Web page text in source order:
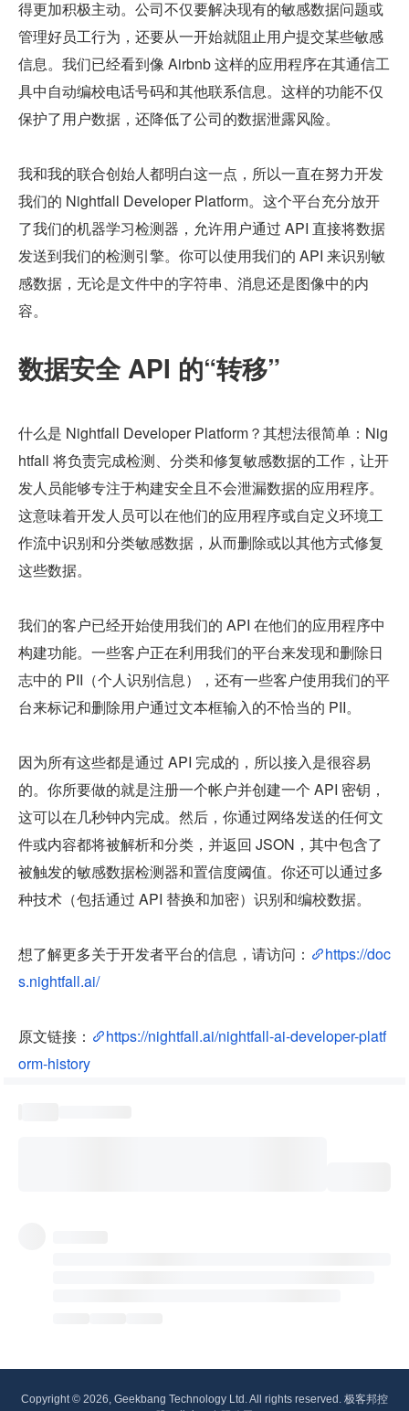
得更加积极主动。公司不仅要解决现有的敏感数据问题或
管理好员工行为，还要从一开始就阻止用户提交某些敏感
信息。我们已经看到像 Airbnb 这样的应用程序在其通信工
具中自动编校电话号码和其他联系信息。这样的功能不仅
保护了用户数据，还降低了公司的数据泄露风险。
我和我的联合创始人都明白这一点，所以一直在努力开发
我们的 Nightfall Developer Platform。这个平台充分放开
了我们的机器学习检测器，允许用户通过 API 直接将数据
发送到我们的检测引擎。你可以使用我们的 API 来识别敏
感数据，无论是文件中的字符串、消息还是图像中的内
容。
数据安全 API 的“转移”
什么是 Nightfall Developer Platform？其想法很简单：Nig
htfall 将负责完成检测、分类和修复敏感数据的工作，让开
发人员能够专注于构建安全且不会泄漏数据的应用程序。
这意味着开发人员可以在他们的应用程序或自定义环境工
作流中识别和分类敏感数据，从而删除或以其他方式修复
这些数据。
我们的客户已经开始使用我们的 API 在他们的应用程序中
构建功能。一些客户正在利用我们的平台来发现和删除日
志中的 PII（个人识别信息），还有一些客户使用我们的平
台来标记和删除用户通过文本框输入的不恰当的 PII。
因为所有这些都是通过 API 完成的，所以接入是很容易
的。你所要做的就是注册一个帐户并创建一个 API 密钥，
这可以在几秒钟内完成。然后，你通过网络发送的任何文
件或内容都将被解析和分类，并返回 JSON，其中包含了
被触发的敏感数据检测器和置信度阈值。你还可以通过多
种技术（包括通过 API 替换和加密）识别和编校数据。
想了解更多关于开发者平台的信息，请访问：
https://doc
s.nightfall.ai/
原文链接：
https://nightfall.ai/nightfall-ai-developer-platf
orm-history
Copyright © 2026, Geekbang Technology Ltd. All rights reserved. 极客邦控